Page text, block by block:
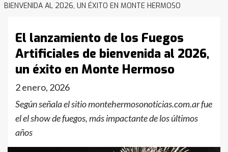
BIENVENIDA AL 2026, UN ÉXITO EN MONTE HERMOSO
El lanzamiento de los Fuegos
Artificiales de bienvenida al 2026,
un éxito en Monte Hermoso
2 enero, 2026
Según señala el sitio montehermosonoticias.com.ar fue
el el show de fuegos, más impactante de los últimos
años